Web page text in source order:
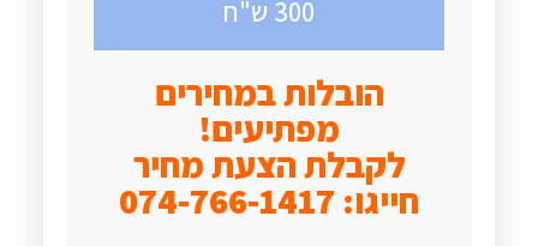
300 ש"ח
הובלות במחירים
מפתיעים!
לקבלת הצעת מחיר
חייגו: 074-766-1417